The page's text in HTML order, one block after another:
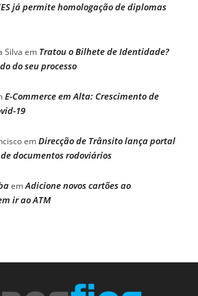
já permite homologação de diplomas
Silva em Tratou o Bilhete de Identidade?
do seu processo
E-Commerce em Alta: Crescimento de
19
emDirecção de Trânsito lança portal
documentos rodoviários
emAdicione novos cartões ao
ir ao ATM